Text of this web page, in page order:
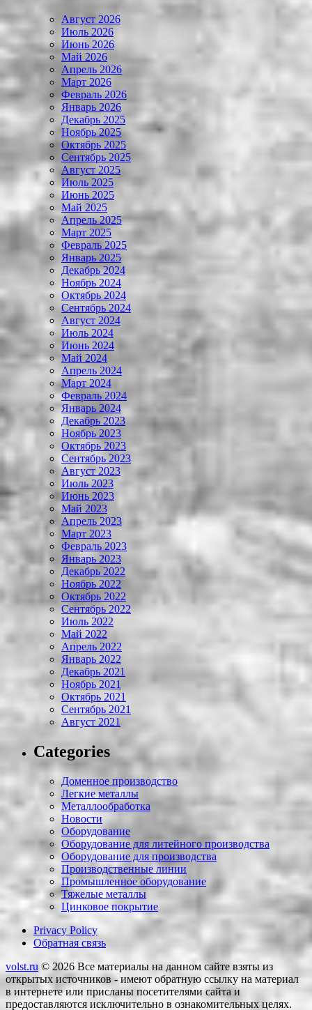
Август 2026
Июль 2026
Июнь 2026
Май 2026
Апрель 2026
Март 2026
Февраль 2026
Январь 2026
Декабрь 2025
Ноябрь 2025
Октябрь 2025
Сентябрь 2025
Август 2025
Июль 2025
Июнь 2025
Май 2025
Апрель 2025
Март 2025
Февраль 2025
Январь 2025
Декабрь 2024
Ноябрь 2024
Октябрь 2024
Сентябрь 2024
Август 2024
Июль 2024
Июнь 2024
Май 2024
Апрель 2024
Март 2024
Февраль 2024
Январь 2024
Декабрь 2023
Ноябрь 2023
Октябрь 2023
Сентябрь 2023
Август 2023
Июль 2023
Июнь 2023
Май 2023
Апрель 2023
Март 2023
Февраль 2023
Январь 2023
Декабрь 2022
Ноябрь 2022
Октябрь 2022
Сентябрь 2022
Июль 2022
Май 2022
Апрель 2022
Январь 2022
Декабрь 2021
Ноябрь 2021
Октябрь 2021
Сентябрь 2021
Август 2021
Categories
Доменное производство
Легкие металлы
Металлообработка
Новости
Оборудование
Оборудование для литейного производства
Оборудование для производства
Производственные линии
Промышленное оборудование
Тяжелые металлы
Цинковое покрытие
Privacy Policy
Обратная связь
volst.ru © 2026 Все материалы на данном сайте взяты из
открытых источников - имеют обратную ссылку на материал
в интернете или присланы посетителями сайта и
предоставляются исключительно в ознакомительных целях.